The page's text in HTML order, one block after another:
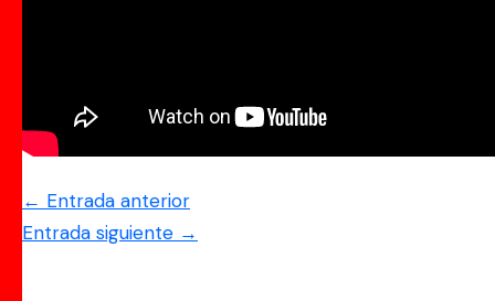
← Entrada anterior
Entrada siguiente →